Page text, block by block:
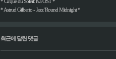
* Astrud Gilberto - Jazz 'Round Midnight *
최근에 달린 댓글